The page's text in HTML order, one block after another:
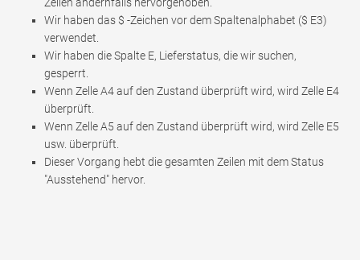
Wir haben das $ -Zeichen vor dem Spaltenalphabet ($ E3)
verwendet.
Wir haben die Spalte E, Lieferstatus, die wir suchen,
gesperrt.
Wenn Zelle A4 auf den Zustand überprüft wird, wird Zelle E4
überprüft.
Wenn Zelle A5 auf den Zustand überprüft wird, wird Zelle E5
usw. überprüft.
Dieser Vorgang hebt die gesamten Zeilen mit dem Status
"Ausstehend" hervor.